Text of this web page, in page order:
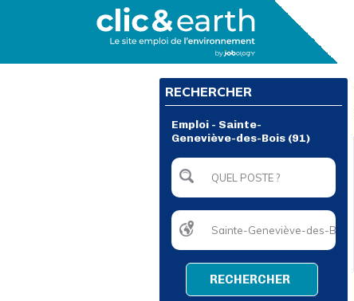
RECHERCHER
Emploi - Sainte-
Geneviève-des-Bois (91)
RECHERCHER